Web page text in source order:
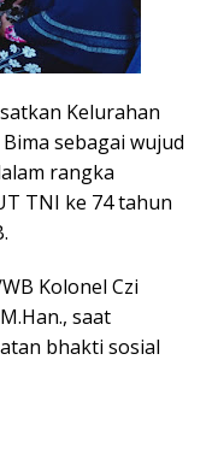
Kelurahan
sebagai wujud
rangka
TNI ke 74 tahun
Kolonel Czi
saat
bhakti sosial